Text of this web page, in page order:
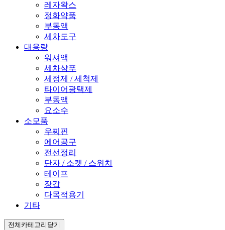
레자왁스
정화약품
부동액
세차도구
대용량
워셔액
세차샴푸
세정제 / 세척제
타이어광택제
부동액
요소수
소모품
우찌핀
에어공구
전선정리
단자 / 소켓 / 스위치
테이프
장갑
다목적용기
기타
전체카테고리 닫기